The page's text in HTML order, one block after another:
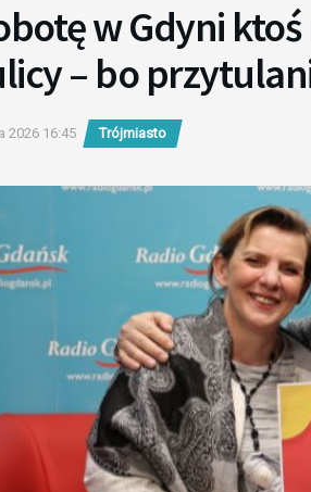
w Gdyni
– bo
2026 16:45 Trójmiasto